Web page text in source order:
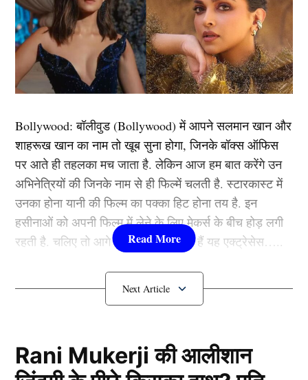
View this post on Instagram
A post shared by Mahira Sharma (@mahirasharma)
Bollywood:बॉलीवुड (Bollywood)में आपने सलमान खान और
शाहरूख खान का नाम तो खूब सुना होगा, जिनके बॉक्स ऑफिस
पर आते ही तहलका मच जाता है. लेकिन आज हम बात करेंगे उन
अभिनेत्रियों की जिनके नाम से ही फिल्में चलती है. स्टारकास्ट में
उनका होना यानी की फिल्म का पक्का हिट होना तय है. इन
हसीनाओं को अपनी फिल्म में लेने के लिए मेकर्स के बीच होड़ लगी
रहती है. चलिए तो आगे जानते हैं कौन-कौन हैं यह एक्ट्रेसेस…..
कौन हैंBollywood की यह हसीनाएं?
Padukone)
Rani Mukerji की आलीशान